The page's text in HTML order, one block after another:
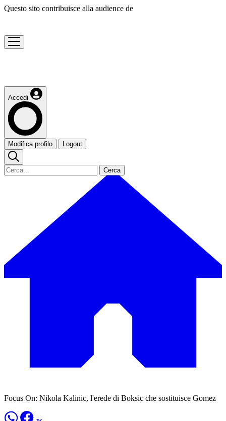
Questo sito contribuisce alla audience de
Accedi
Modifica profilo Logout
Cerca
Focus On: Nikola Kalinic, l'erede di Boksic che sostituisce Gomez